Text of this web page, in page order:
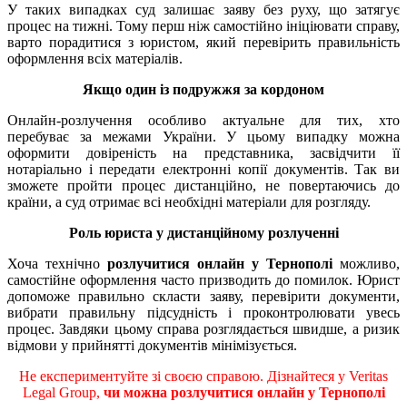
У таких випадках суд залишає заяву без руху, що затягує
процес на тижні. Тому перш ніж самостійно ініціювати справу,
варто порадитися з юристом, який перевірить правильність
оформлення всіх матеріалів.
Якщо один із подружжя за кордоном
Онлайн-розлучення особливо актуальне для тих, хто
перебуває за межами України. У цьому випадку можна
оформити довіреність на представника, засвідчити її
нотаріально і передати електронні копії документів. Так ви
зможете пройти процес дистанційно, не повертаючись до
країни, а суд отримає всі необхідні матеріали для розгляду.
Роль юриста у дистанційному розлученні
Хоча технічно розлучитися онлайн у Тернополі можливо,
самостійне оформлення часто призводить до помилок. Юрист
допоможе правильно скласти заяву, перевірити документи,
вибрати правильну підсудність і проконтролювати увесь
процес. Завдяки цьому справа розглядається швидше, а ризик
відмови у прийнятті документів мінімізується.
Не експериментуйте зі своєю справою. Дізнайтеся у Veritas
Legal Group, чи можна розлучитися онлайн у Тернополі